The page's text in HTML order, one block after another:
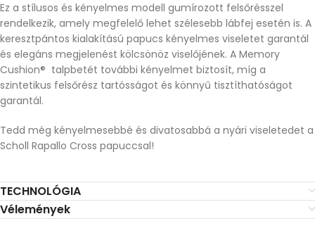
Ez a stílusos és kényelmes modell gumírozott felsőrésszel
rendelkezik, amely megfelelő lehet szélesebb lábfej esetén is. A
keresztpántos kialakítású papucs kényelmes viseletet garantál
és elegáns megjelenést kölcsönöz viselőjének. A Memory
Cushion® talpbetét további kényelmet biztosít, míg a
szintetikus felsőrész tartósságot és könnyű tisztíthatóságot
garantál.
Tedd még kényelmesebbé és divatosabbá a nyári viseletedet a
Scholl Rapallo Cross papuccsal!
TECHNOLÓGIA
Vélemények